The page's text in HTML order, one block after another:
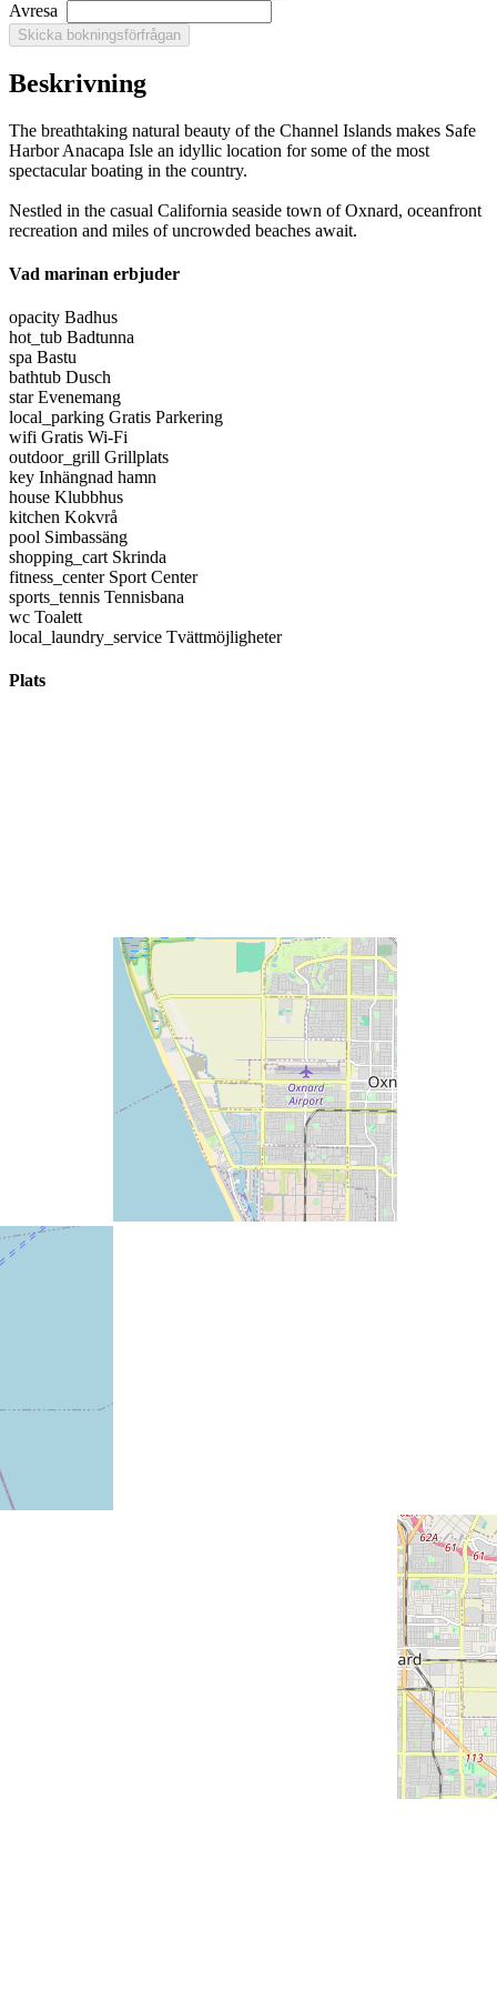
Avresa
Beskrivning
The breathtaking natural beauty of the Channel Islands makes Safe
Harbor Anacapa Isle an idyllic location for some of the most
spectacular boating in the country.
Nestled in the casual California seaside town of Oxnard, oceanfront
recreation and miles of uncrowded beaches await.
Vad marinan erbjuder
opacity Badhus
hot_tub Badtunna
spa Bastu
bathtub Dusch
star Evenemang
local_parking Gratis Parkering
wifi Gratis Wi-Fi
outdoor_grill Grillplats
key Inhängnad hamn
house Klubbhus
kitchen Kokvrå
pool Simbassäng
shopping_cart Skrinda
fitness_center Sport Center
sports_tennis Tennisbana
wc Toalett
local_laundry_service Tvättmöjligheter
Plats